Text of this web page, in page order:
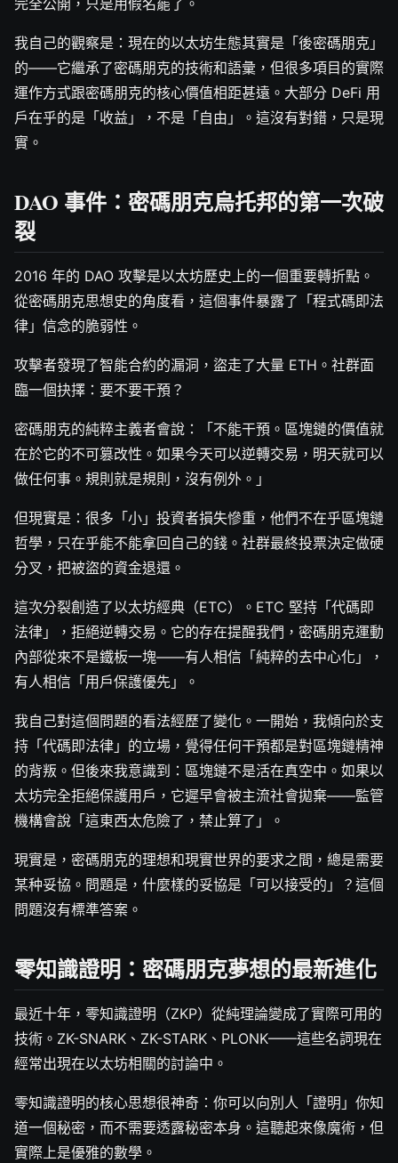
完全公開，只是用假名罷了。
我自己的觀察是：現在的以太坊生態其實是「後密碼朋克」
的——它繼承了密碼朋克的技術和語彙，但很多項目的實際
運作方式跟密碼朋克的核心價值相距甚遠。大部分 DeFi 用
戶在乎的是「收益」，不是「自由」。這沒有對錯，只是現
實。
DAO 事件：密碼朋克烏托邦的第一次破
裂
2016 年的 DAO 攻擊是以太坊歷史上的一個重要轉折點。
從密碼朋克思想史的角度看，這個事件暴露了「程式碼即法
律」信念的脆弱性。
攻擊者發現了智能合約的漏洞，盜走了大量 ETH。社群面
臨一個抉擇：要不要干預？
密碼朋克的純粹主義者會說：「不能干預。區塊鏈的價值就
在於它的不可篡改性。如果今天可以逆轉交易，明天就可以
做任何事。規則就是規則，沒有例外。」
但現實是：很多「小」投資者損失慘重，他們不在乎區塊鏈
哲學，只在乎能不能拿回自己的錢。社群最終投票決定做硬
分叉，把被盜的資金退還。
這次分裂創造了以太坊經典（ETC）。ETC 堅持「代碼即
法律」，拒絕逆轉交易。它的存在提醒我們，密碼朋克運動
內部從來不是鐵板一塊——有人相信「純粹的去中心化」，
有人相信「用戶保護優先」。
我自己對這個問題的看法經歷了變化。一開始，我傾向於支
持「代碼即法律」的立場，覺得任何干預都是對區塊鏈精神
的背叛。但後來我意識到：區塊鏈不是活在真空中。如果以
太坊完全拒絕保護用戶，它遲早會被主流社會拋棄——監管
機構會說「這東西太危險了，禁止算了」。
現實是，密碼朋克的理想和現實世界的要求之間，總是需要
某种妥協。問題是，什麼樣的妥協是「可以接受的」？這個
問題沒有標準答案。
零知識證明：密碼朋克夢想的最新進化
最近十年，零知識證明（ZKP）從純理論變成了實際可用的
技術。ZK-SNARK、ZK-STARK、PLONK——這些名詞現在
經常出現在以太坊相關的討論中。
零知識證明的核心思想很神奇：你可以向別人「證明」你知
道一個秘密，而不需要透露秘密本身。這聽起來像魔術，但
實際上是優雅的數學。